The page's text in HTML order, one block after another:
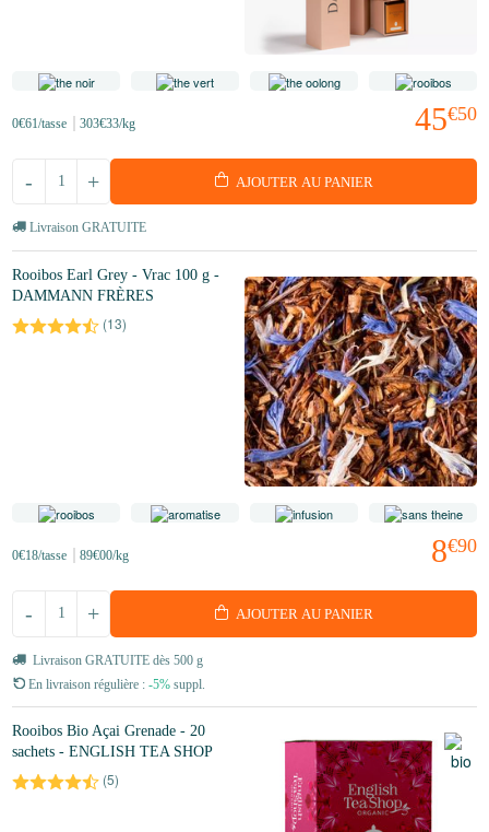
45€50
0€61/tasse 303€33/kg
+
- AJOUTER AU PANIER
Livraison GRATUITE
Rooibos Earl Grey - Vrac 100 g -
DAMMANN FRÈRES
(13)
8€90
0€18/tasse 89€00/kg
+
- AJOUTER AU PANIER
Livraison GRATUITE dès 500 g
En livraison régulière : -5% suppl.
Rooibos Bio Açai Grenade - 20
sachets - ENGLISH TEA SHOP
(5)